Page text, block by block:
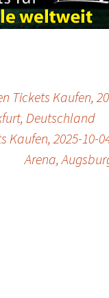
Tickets Kaufen,
Deutschland
Kaufen, 2025-10-
Arena,